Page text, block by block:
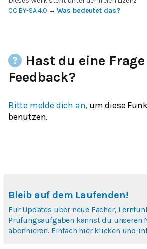
CC BY-SA 4.0 →Was bedeutet das?
Hast du eine
Feedback?
Bitte melde dich an, um diese
benutzen.
Bleib auf dem Laufenden!
Für Updates über neue Fächer,
Prüfungsaufgaben kannst du unseren
abonnieren. Einfach hier klicken und